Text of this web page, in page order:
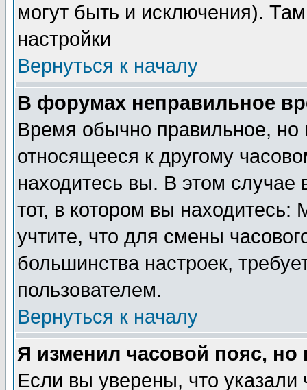
могут быть и исключения).
настройки
Вернуться к началу
В форумах неправильное
Время обычно правильное,
относящееся к другому
находитесь вы. В этом
тот, в котором вы
учтите, что для смены
большинства настроек,
пользователем.
Вернуться к началу
Я изменил часовой пояс,
Если вы уверены, что указали